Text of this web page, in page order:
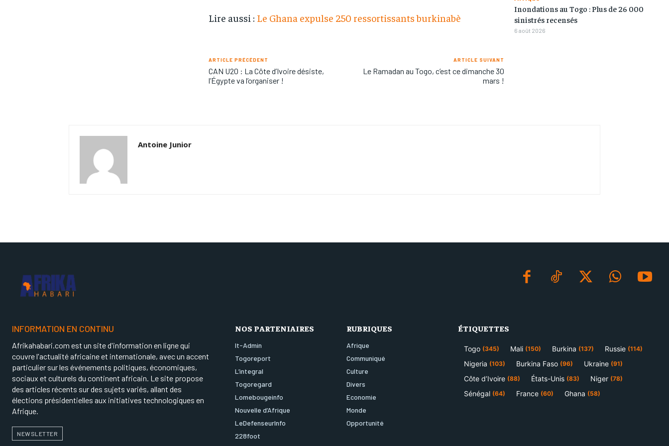
Lire aussi : Le Ghana expulse 250 ressortissants burkinabè
ARTICLE PRÉCÉDENT
CAN U20 : La Côte d’Ivoire désiste,
l’Égypte va l’organiser !
ARTICLE SUIVANT
Le Ramadan au Togo, c’est ce dimanche 30
mars !
Inondations au Togo : Plus de 26 000
sinistrés recensés
6 août 2026
Antoine Junior
INFORMATION EN CONTINU
Afrikahabari.com est un site d'information en ligne qui
couvre l'actualité africaine et internationale, avec un accent
particulier sur les événements politiques, économiques,
sociaux et culturels du continent africain. Le site propose
des articles récents sur des sujets variés, allant des
élections présidentielles aux initiatives technologiques en
Afrique.
NEWSLETTER
NOS PARTENIAIRES
It-Admin
Togoreport
L’integral
Togoregard
Lomebougeinfo
Nouvelle d’Afrique
LeDefenseurInfo
228foot
RUBRIQUES
Afrique
Communiqué
Culture
Divers
Economie
Monde
Opportunité
ÉTIQUETTES
Togo (345) Mali (150) Burkina (137) Russie (114)
Nigeria (103) Burkina Faso (96) Ukraine (91)
Côte d’Ivoire (88) États-Unis (83) Niger (78)
Sénégal (64) France (60) Ghana (58)